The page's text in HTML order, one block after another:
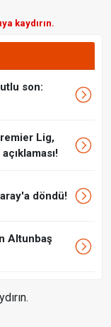
kaydırın.
son:
Lig,
döndü!
Altunbaş